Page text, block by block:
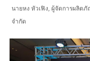
นายหง หัวเฟิง, ผู้จัดการผลิต
จำกัด